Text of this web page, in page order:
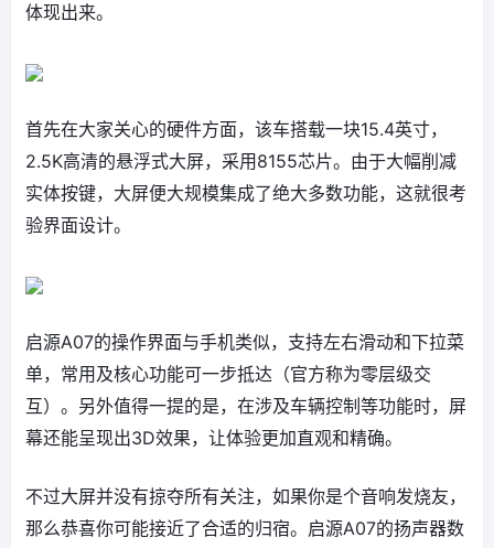
体现出来。
首先在大家关心的硬件方面，该车搭载一块15.4英寸，
2.5K高清的悬浮式大屏，采用8155芯片。由于大幅削减
实体按键，大屏便大规模集成了绝大多数功能，这就很考
验界面设计。
启源A07的操作界面与手机类似，支持左右滑动和下拉菜
单，常用及核心功能可一步抵达（官方称为零层级交
互）。另外值得一提的是，在涉及车辆控制等功能时，屏
幕还能呈现出3D效果，让体验更加直观和精确。
不过大屏并没有掠夺所有关注，如果你是个音响发烧友，
那么恭喜你可能接近了合适的归宿。启源A07的扬声器数